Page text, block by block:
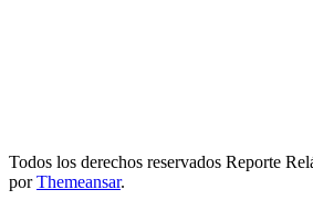
Todos los derechos reservados Reporte
porThemeansar.